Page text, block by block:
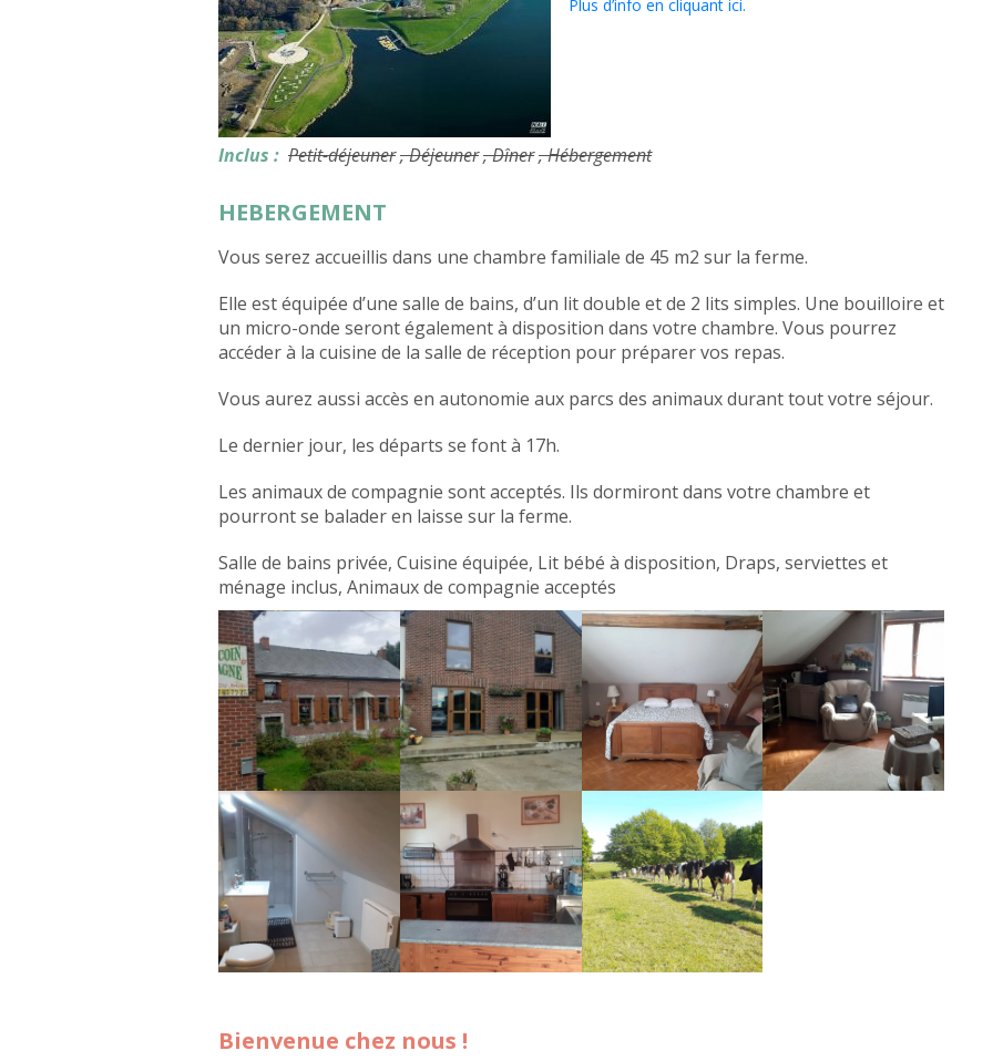
Plus d’info en cliquant ici.
Inclus : Petit-déjeuner, Déjeuner, Dîner, Hébergement
HEBERGEMENT
Vous serez accueillis dans une chambre familiale de 45 m2 sur la ferme.
Elle est équipée d’une salle de bains, d’un lit double et de 2 lits simples. Une bouilloire et
un micro-onde seront également à disposition dans votre chambre. Vous pourrez
accéder à la cuisine de la salle de réception pour préparer vos repas.
Vous aurez aussi accès en autonomie aux parcs des animaux durant tout votre séjour.
Le dernier jour, les départs se font à 17h.
Les animaux de compagnie sont acceptés. Ils dormiront dans votre chambre et
pourront se balader en laisse sur la ferme.
Salle de bains privée, Cuisine équipée, Lit bébé à disposition, Draps, serviettes et
ménage inclus, Animaux de compagnie acceptés
Bienvenue chez nous !